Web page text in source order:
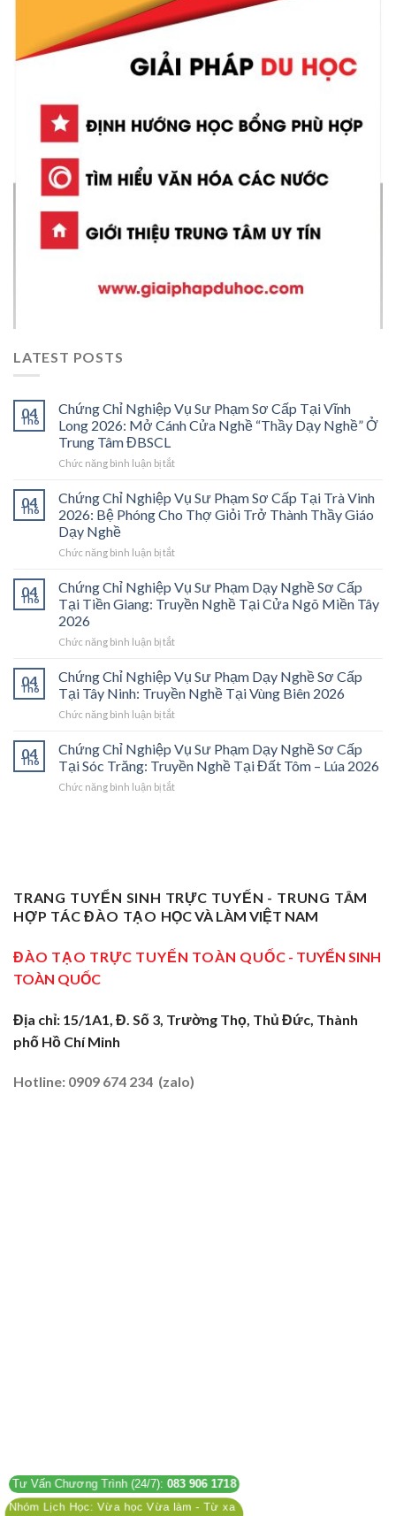
LATEST POSTS
04
Th6
Chứng Chỉ Nghiệp Vụ Sư Phạm Sơ Cấp Tại Vĩnh
Long 2026: Mở Cánh Cửa Nghề “Thầy Dạy Nghề” Ở
Trung Tâm ĐBSCL
Chức năng bình luận bị tắtở
Chỉ
Nghiệp
Vụ
Phạm
Cấp
Tại
Vĩnh
2026:
Cánh
Cửa
Nghề
“Thầy
Nghề”
Ở
Trung
Tâm
04
Th6
Chứng Chỉ Nghiệp Vụ Sư Phạm Sơ Cấp Tại Trà Vinh
2026: Bệ Phóng Cho Thợ Giỏi Trở Thành Thầy Giáo
Dạy Nghề
Chức năng bình luận bị tắtở
Chỉ
Nghiệp
Vụ
Phạm
Cấp
Tại
Trà
Vinh
Bệ
Phóng
Cho
Thợ
Nghề
04
Th6
Chứng Chỉ Nghiệp Vụ Sư Phạm Dạy Nghề Sơ Cấp
Tại Tiền Giang: Truyền Nghề Tại Cửa Ngõ Miền Tây
2026
Chức năng bình luận bị tắtở
Chỉ
Nghiệp
Vụ
Sư
Dạy
Nghề
Sơ
Cấp
Cửa
Ngõ
Miền
2026
04
Th6
Chứng Chỉ Nghiệp Vụ Sư Phạm Dạy Nghề Sơ Cấp
Tại Tây Ninh: Truyền Nghề Tại Vùng Biên 2026
Chức năng bình luận bị tắtở
Chỉ
Nghiệp
Vụ
Sư
Tây
Ninh:
Truyền
Tại
04
Th6
Chứng Chỉ Nghiệp Vụ Sư Phạm Dạy Nghề Sơ Cấp
Tại Sóc Trăng: Truyền Nghề Tại Đất Tôm – Lúa 2026
Chức năng bình luận bị tắtở
Dạy
Nghề
Sơ
Tại
Sóc
Nghề
Tại
Lúa
TRANG TUYỂN SINH TRỰC TUYẾN - TRUNG TÂM
HỢP TÁC ĐÀO TẠO HỌC VÀ LÀM VIỆT NAM
ĐÀO TẠO TRỰC TUYẾN TOÀN QUỐC - TUYỂN SINH
TOÀN QUỐC
Địa chỉ: 15/1A1, Đ. Số 3, Trường Thọ, Thủ Đức, Thành
phố Hồ Chí Minh
Hotline: 0909 674 234 (zalo)
Tư Vấn Chương Trình (24/7): 083 906 1718
Nhóm Lịch Học: Vừa học Vừa làm - Từ xa